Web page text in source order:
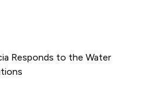
Responds to the Water